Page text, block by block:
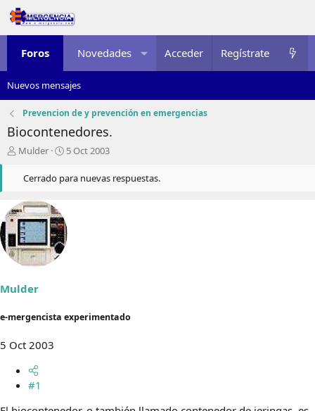
Foros Novedades Multimedia Recursos
Acceder Regístrate
Nuevos mensajes
Prevencion de y prevención en emergencias
Biocontenedores.
I
i
a
d
o
r
d
l
e
Mulder
F
c
e
i
5 Oct 2003
Cerrado para nuevas respuestas.
Mulder
e-mergencista experimentado
5 Oct 2003
#1